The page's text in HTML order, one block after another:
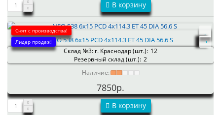
В корзину
Снят с производства!
Лидер продаж!NEO 538 6x15 PCD 4x114.3 ET 45 DIA 56.6 S
Склад №3: г. Краснодар (шт.): 12
Резервный склад (шт.): 2
Наличие:
7850р.
В корзину